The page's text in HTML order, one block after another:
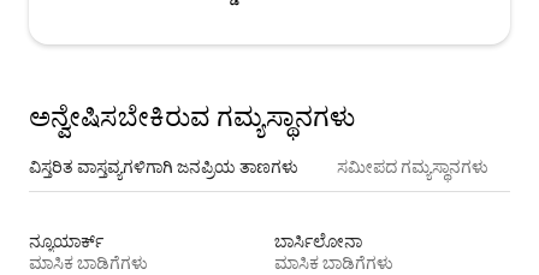
ಅನ್ವೇಷಿಸಬೇಕಿರುವ ಗಮ್ಯಸ್ಥಾನಗಳು
ವಿಸ್ತರಿತ ವಾಸ್ತವ್ಯಗಳಿಗಾಗಿ ಜನಪ್ರಿಯ ತಾಣಗಳು ಸಮೀಪದ ಗಮ್ಯಸ್ಥಾನಗಳು
ನ್ಯೂಯಾರ್ಕ್
ಮಾಸಿಕ ಬಾಡಿಗೆಗಳು
ಬಾರ್ಸಿಲೋನಾ
ಮಾಸಿಕ ಬಾಡಿಗೆಗಳು